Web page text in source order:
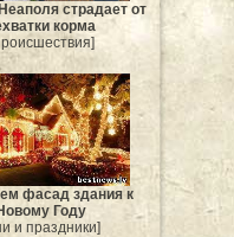
страдает от
корма
фасад здания к
Году
и праздники]